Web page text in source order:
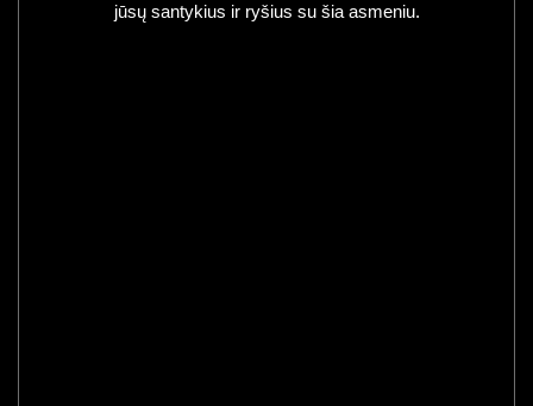
jūsų santykius ir ryšius su šia asmeniu.